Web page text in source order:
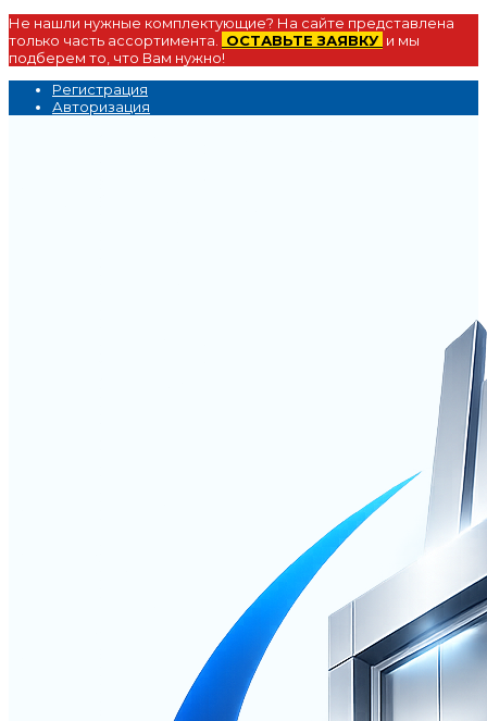
Не нашли нужные комплектующие? На сайте представлена
только часть ассортимента.
ОСТАВЬТЕ ЗАЯВКУ и мы
подберем то, что Вам нужно!
Регистрация
Авторизация